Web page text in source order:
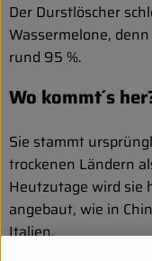
Der Durstlöscher
Wassermelone,
rund 95 %.
Wo kommt´s
Sie stammt
trockenen Ländern
Heutzutage wird sie
angebaut, wie in
Italien.